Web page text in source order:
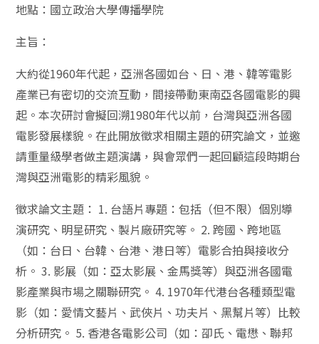
地點：國立政治大學傳播學院
主旨：
大約從1960年代起，亞洲各國如台、日、港、韓等電影
產業已有密切的交流互動，間接帶動東南亞各國電影的興
起。本次研討會擬回溯1980年代以前，台灣與亞洲各國
電影發展樣貌。在此開放徵求相關主題的研究論文，並邀
請重量級學者做主題演講，與會眾們一起回顧這段時期台
灣與亞洲電影的精彩風貌。
徵求論文主題： 1. 台語片專題：包括（但不限）個別導
演研究、明星研究、製片廠研究等。 2. 跨國、跨地區
（如：台日、台韓、台港、港日等）電影合拍與接收分
析。 3. 影展（如：亞太影展、金馬獎等）與亞洲各國電
影產業與市場之關聯研究。 4. 1970年代港台各種類型電
影（如：愛情文藝片、武俠片、功夫片、黑幫片等）比較
分析研究。 5. 香港各電影公司（如：卲氏、電懋、聯邦